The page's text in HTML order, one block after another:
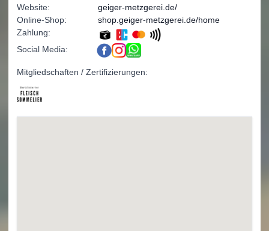
Website:
geiger-metzgerei.de/
Online-Shop:
shop.geiger-metzgerei.de/home
Zahlung:
Social Media:
Mitgliedschaften / Zertifizierungen: